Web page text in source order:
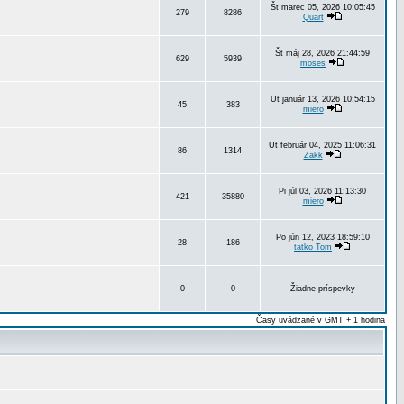
279 8286
Št marec 05, 2026 10:05:45
Quart
629 5939
Št máj 28, 2026 21:44:59
moses
45 383
Ut január 13, 2026 10:54:15
miero
86 1314
Ut február 04, 2025 11:06:31
Zakk
421 35880
Pi júl 03, 2026 11:13:30
miero
28 186
Po jún 12, 2023 18:59:10
tatko Tom
0 0 Žiadne príspevky
Časy uvádzané v GMT + 1 hodina